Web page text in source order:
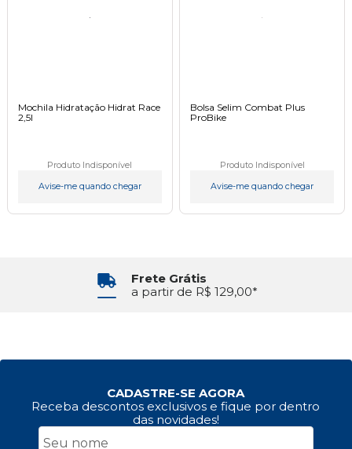
Mochila Hidratação Hidrat Race
2,5l
Produto Indisponível
Avise-me quando chegar
Bolsa Selim Combat Plus
ProBike
Produto Indisponível
Avise-me quando chegar
Frete Grátis
a partir de R$ 129,00*
CADASTRE-SE AGORA
Receba descontos exclusivos e fique por dentro
das novidades!